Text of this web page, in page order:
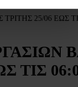
25/06 ΕΩΣ
ΤΙΣ